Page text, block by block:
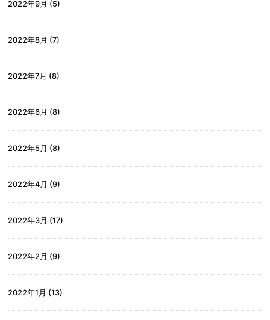
2022年9月 (5)
2022年8月 (7)
2022年7月 (8)
2022年6月 (8)
2022年5月 (8)
2022年4月 (9)
2022年3月 (17)
2022年2月 (9)
2022年1月 (13)